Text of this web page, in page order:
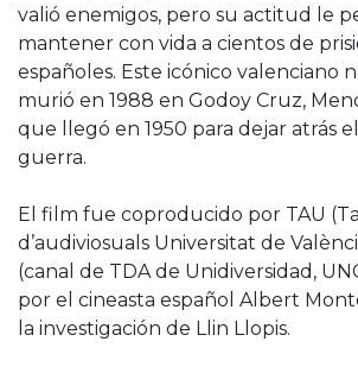
valió enemigos, pero su actitud le
mantener con vida a cientos de
españoles. Este icónico valenciano
murió en 1988 en Godoy Cruz,
que llegó en 1950 para dejar atrás
guerra.
El film fue coproducido por TAU
d’audiviosuals Universitat de
(canal de TDA de Unidiversidad,
por el cineasta español Albert
la investigación de Llin Llopis.